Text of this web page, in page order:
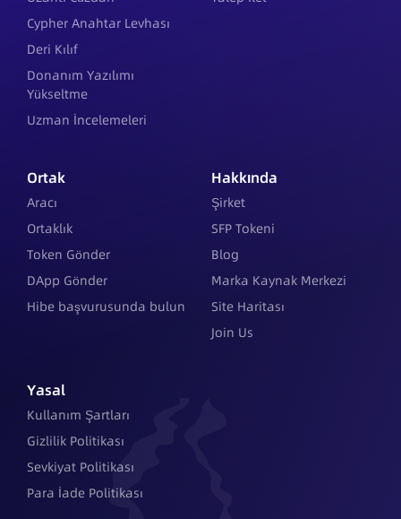
Cypher Anahtar Levhası
Deri Kılıf
Donanım Yazılımı
Yükseltme
Uzman İncelemeleri
Ortak
Aracı
Ortaklık
Token Gönder
DApp Gönder
Hibe başvurusunda bulun
Hakkında
Şirket
SFP Tokeni
Blog
Marka Kaynak Merkezi
Site Haritası
Join Us
Yasal
Kullanım Şartları
Gizlilik Politikası
Sevkiyat Politikası
Para İade Politikası